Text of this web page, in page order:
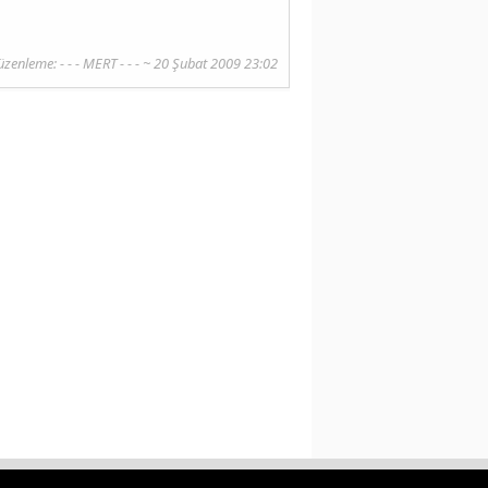
- - - MERT - - - ~ 20 Şubat 2009 23:02